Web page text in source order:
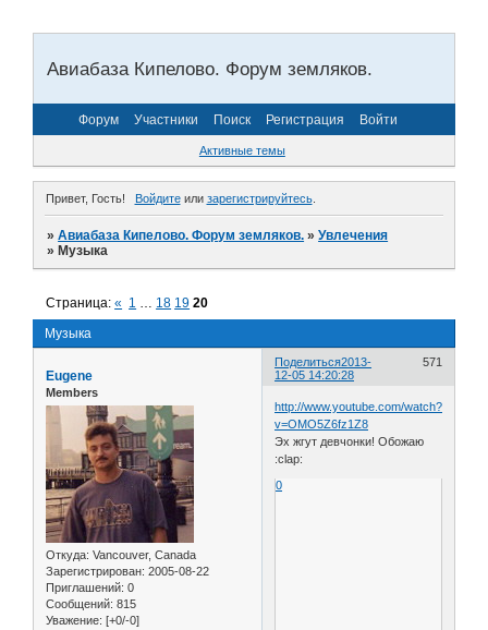
Авиабаза Кипелово. Форум земляков.
Форум Участники Поиск Регистрация Войти
Активные темы
Привет, Гость! Войдитеили зарегистрируйтесь.
»Авиабаза Кипелово. Форум земляков. »Увлечения
»Музыка
Музыка
Страница:« 1 … 18 19 20
Поделиться 571
2013-
12-05 14:20:28
Eugene
Members
Откуда: Vancouver, Canada
Зарегистрирован: 2005-08-22
Приглашений: 0
Сообщений: 815
Уважение: [+0/-0]
http://www.youtube.com/watch?
v=OMO5Z6fz1Z8
Эх жгут девчонки! Обожаю
:clap:
0